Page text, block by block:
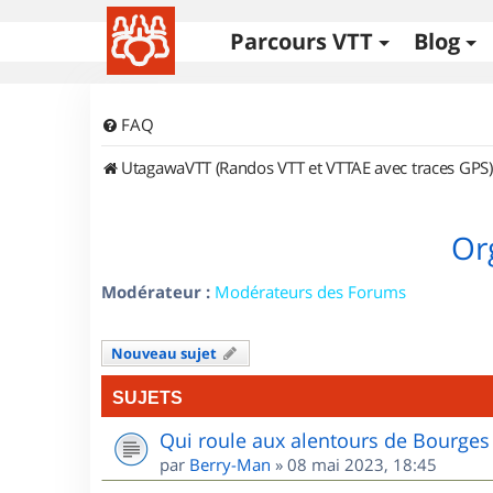
Parcours VTT Blog
FAQ
UtagawaVTT (Randos VTT et VTTAE avec traces GPS)
Modérateur : Modérateurs des Forums
Nouveau sujet
SUJETS
Qui roule aux alentours de Bourges
par Berry-Man » 08 mai 2023, 18:45